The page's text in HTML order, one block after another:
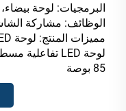
البرمجيات: لوحة بيضاء، Google Play، Google Chrome
الوظائف: مشاركة
85 بوصة